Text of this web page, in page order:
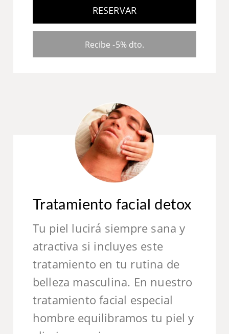
RESERVAR
Recibe -5% dto.
Tratamiento facial detox
Tu piel lucirá siempre sana y
atractiva si incluyes este
tratamiento en tu rutina de
belleza masculina. En nuestro
tratamiento facial especial
hombre equilibramos tu piel y